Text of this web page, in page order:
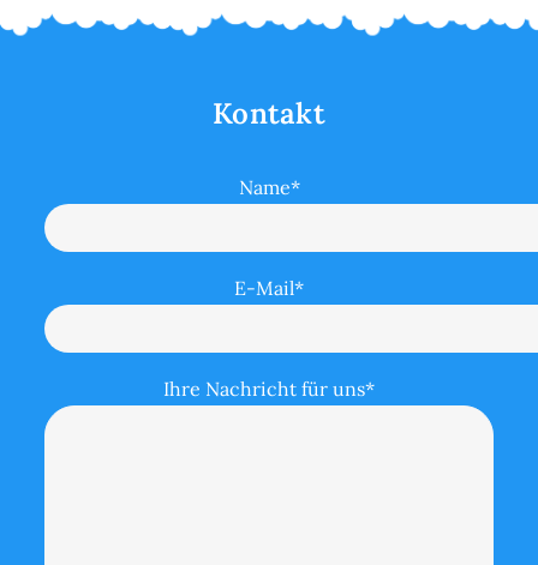
Kontakt
Name*
E-Mail*
Ihre Nachricht für uns*